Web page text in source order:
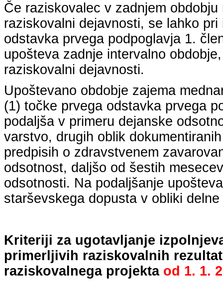
Če raziskovalec v zadnjem
raziskovalni dejavnosti, se lahko
odstavka prvega podpoglavja 1.
upošteva zadnje intervalno
raziskovalni dejavnosti.
Upoštevano obdobje zajema
(1) točke prvega odstavka prvega
podaljša v primeru dejanske
varstvo, drugih oblik
predpisih o zdravstvenem
odsotnost, daljšo od šestih
odsotnosti. Na podaljšanje
starševskega dopusta v obliki
Kriteriji za ugotavljanje
primerljivih raziskovalnih
raziskovalnega projekta od 1. 1.